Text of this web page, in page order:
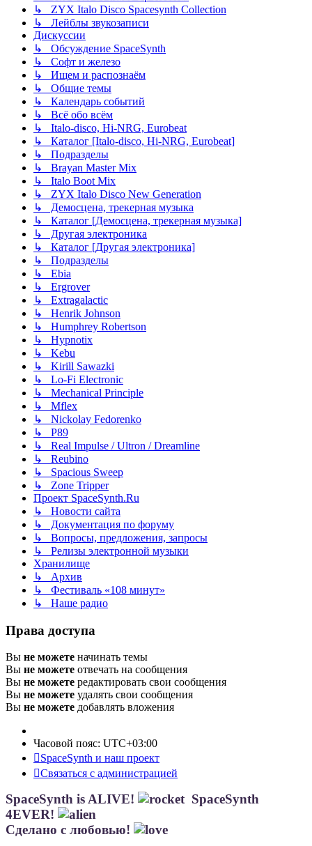
↳ ZYX Italo Disco Spacesynth Collection
↳ Лейблы звукозаписи
Дискуссии
↳ Обсуждение SpaceSynth
↳ Софт и железо
↳ Ищем и распознаём
↳ Общие темы
↳ Календарь событий
↳ Всё обо всём
↳ Italo-disco, Hi-NRG, Eurobeat
↳ Каталог [Italo-disco, Hi-NRG, Eurobeat]
↳ Подразделы
↳ Brayan Master Mix
↳ Italo Boot Mix
↳ ZYX Italo Disco New Generation
↳ Демосцена, трекерная музыка
↳ Каталог [Демосцена, трекерная музыка]
↳ Другая электроника
↳ Каталог [Другая электроника]
↳ Подразделы
↳ Ebia
↳ Ergrover
↳ Extragalactic
↳ Henrik Johnson
↳ Humphrey Robertson
↳ Hypnotix
↳ Kebu
↳ Kirill Sawazki
↳ Lo-Fi Electronic
↳ Mechanical Principle
↳ Mflex
↳ Nickolay Fedorenko
↳ P89
↳ Real Impulse / Ultron / Dreamline
↳ Reubino
↳ Spacious Sweep
↳ Zone Tripper
Проект SpaceSynth.Ru
↳ Новости сайта
↳ Документация по форуму
↳ Вопросы, предложения, запросы
↳ Релизы электронной музыки
Хранилище
↳ Архив
↳ Фестиваль «108 минут»
↳ Наше радио
Права доступа
Вы не можете начинать темы
Вы не можете отвечать на сообщения
Вы не можете редактировать свои сообщения
Вы не можете удалять свои сообщения
Вы не можете добавлять вложения
Часовой пояс: UTC+03:00
SpaceSynth и наш проект
Связаться с администрацией
SpaceSynth is ALIVE!
SpaceSynth
4EVER!
Сделано с любовью!